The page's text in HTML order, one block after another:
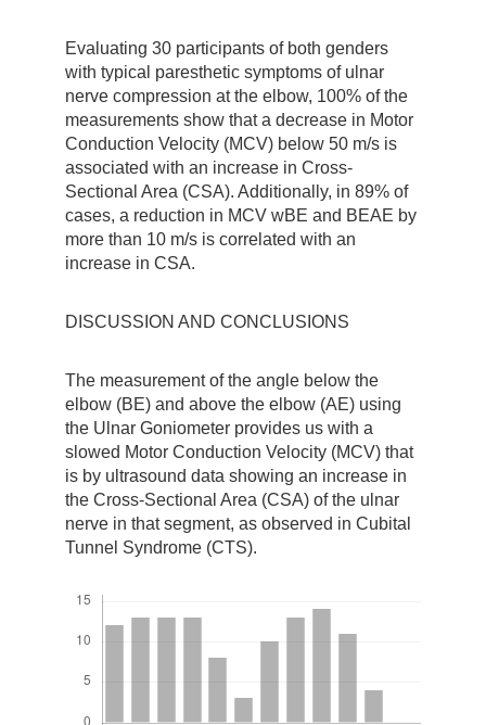
Evaluating 30 participants of both genders
with typical paresthetic symptoms of ulnar
nerve compression at the elbow, 100% of the
measurements show that a decrease in Motor
Conduction Velocity (MCV) below 50 m/s is
associated with an increase in Cross-
Sectional Area (CSA). Additionally, in 89% of
cases, a reduction in MCV wBE and BEAE by
more than 10 m/s is correlated with an
increase in CSA.
DISCUSSION AND CONCLUSIONS
The measurement of the angle below the
elbow (BE) and above the elbow (AE) using
the Ulnar Goniometer provides us with a
slowed Motor Conduction Velocity (MCV) that
is by ultrasound data showing an increase in
the Cross-Sectional Area (CSA) of the ulnar
nerve in that segment, as observed in Cubital
Tunnel Syndrome (CTS).